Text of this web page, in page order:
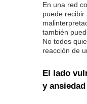
En una red
puede recibir
también
No todos
reacción de
El lado
y ansiedad